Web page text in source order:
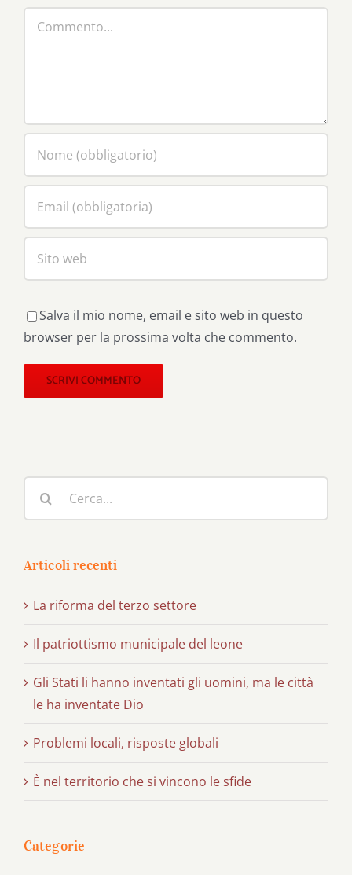
Salva il mio nome, email e sito web in questo
browser per la prossima volta che commento.
per:
Articoli recenti
La riforma del terzo settore
Il patriottismo municipale del leone
Gli Stati li hanno inventati gli uomini, ma le città
le ha inventate Dio
Problemi locali, risposte globali
È nel territorio che si vincono le sfide
Categorie